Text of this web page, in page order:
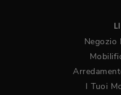
Negozio
I Tuoi